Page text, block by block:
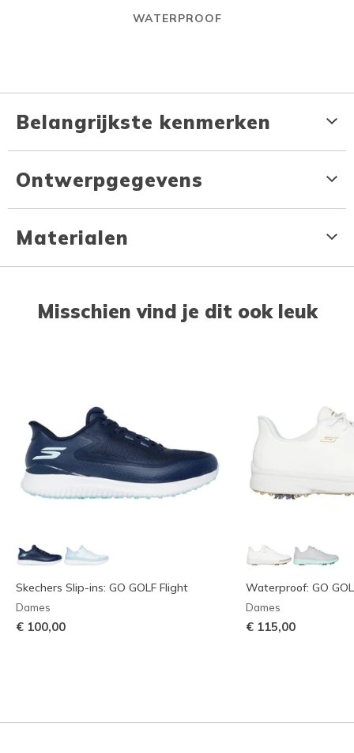
WATERPROOF
Belangrijkste kenmerken
Ontwerpgegevens
Materialen
Misschien vind je dit ook leuk
Skechers Slip-ins: GO GOLF Flight
Dames
€ 100,00
Waterproof: GO
Dames
€ 115,00